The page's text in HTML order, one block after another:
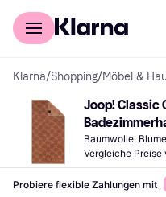
Für Shopper
Klarna/Shopping/Möbel &
Joop! Classic
(100x50cm)
Baumwolle,
Vergleiche Preise
Probiere flexible Zahlungen mit